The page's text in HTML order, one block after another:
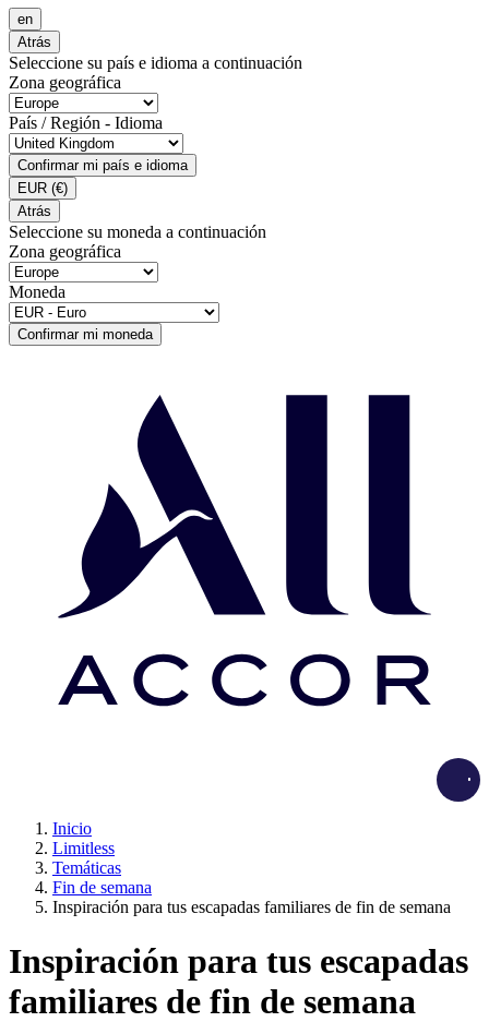
en
Atrás
Seleccione su país e idioma a continuación
Zona geográfica
País / Región - Idioma
Confirmar mi país e idioma
EUR (€)
Atrás
Seleccione su moneda a continuación
Zona geográfica
Moneda
Confirmar mi moneda
Inicio
Limitless
Temáticas
Fin de semana
Inspiración para tus escapadas familiares de fin de semana
Inspiración para tus escapadas
familiares de fin de semana